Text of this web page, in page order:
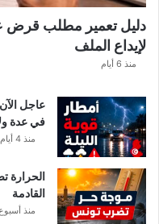
ح
س
ا
ت
ه
ف
ي
ل
إ
دليل تعمير مطلب قرض
لإيداع الملف
منذ 6 أيام
عاجل
في عدة
منذ 4 أيام
القادمة
منذ